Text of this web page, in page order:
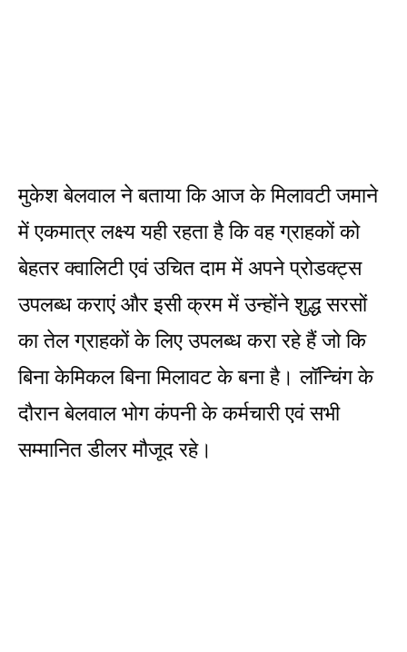
मुकेश बेलवाल ने बताया कि आज के मिलावटी जमाने
में एकमात्र लक्ष्य यही रहता है कि वह ग्राहकों को
बेहतर क्वालिटी एवं उचित दाम में अपने प्रोडक्ट्स
उपलब्ध कराएं और इसी क्रम में उन्होंने शुद्ध सरसों
का तेल ग्राहकों के लिए उपलब्ध करा रहे हैं जो कि
बिना केमिकल बिना मिलावट के बना है। लॉन्चिंग के
दौरान बेलवाल भोग कंपनी के कर्मचारी एवं सभी
सम्मानित डीलर मौजूद रहे।